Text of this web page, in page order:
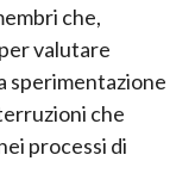
che,
valutare
sperimentazione
che
processi di